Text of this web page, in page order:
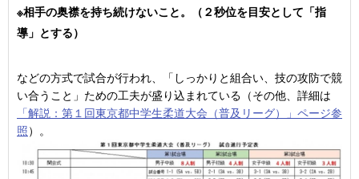
※相手の奥襟を持ち続けないこと。（２秒位を目安として「指
導」とする）
などの方式で試合が行われ、「しっかりと組合い、技の攻防で競
い合うこと」ための工夫が盛り込まれている（その他、詳細は
「解説：第１回東京都中学生柔道大会（普及リーグ）」ページ参
照）。